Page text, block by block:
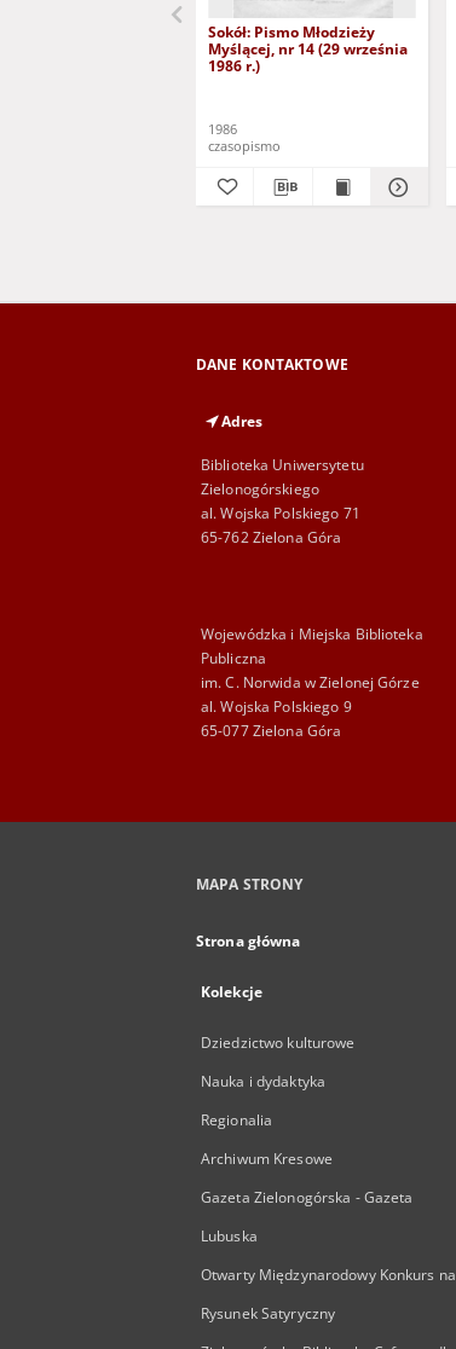
Sokół: Pismo Młodzieży
Myślącej, nr 14 (29 września
1986 r.)
1986
czasopismo
DANE KONTAKTOWE
Adres
Biblioteka Uniwersytetu
Zielonogórskiego
al. Wojska Polskiego 71
65-762 Zielona Góra
Wojewódzka i Miejska Biblioteka
Publiczna
im. C. Norwida w Zielonej Górze
al. Wojska Polskiego 9
65-077 Zielona Góra
MAPA STRONY
Strona główna
Kolekcje
Dziedzictwo kulturowe
Nauka i dydaktyka
Regionalia
Archiwum Kresowe
Gazeta Zielonogórska - Gazeta
Lubuska
Otwarty Międzynarodowy Konkurs na
Rysunek Satyryczny